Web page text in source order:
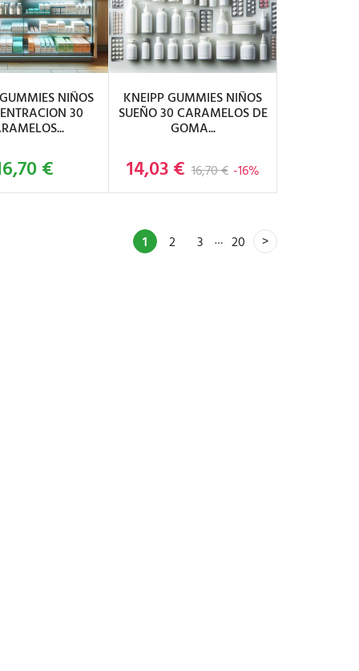
AL CARRITO
NIÑOS
30
Precio
€
AÑADIR AL CARRITO
KNEIPP GUMMIES NIÑOS
SUEÑO 30 CARAMELOS DE
GOMA...
Precio base
16,70 € -16%
Precio
14,03 €
1 2 3 … 20